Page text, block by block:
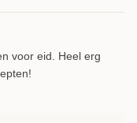
voor eid. Heel erg